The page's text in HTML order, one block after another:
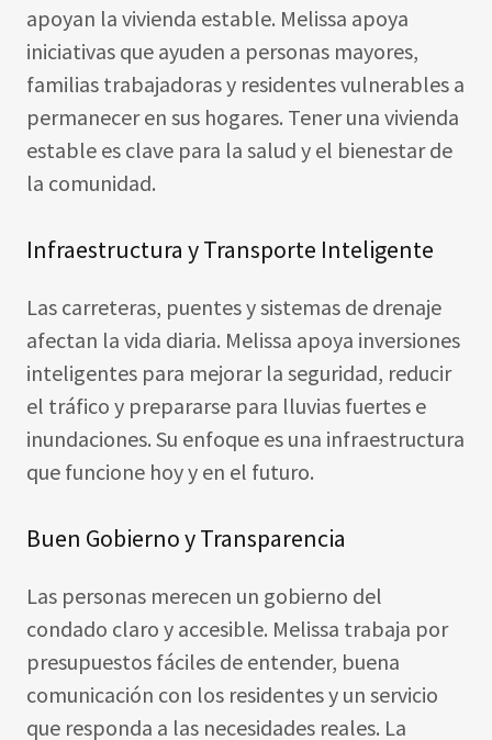
apoyan la vivienda estable. Melissa apoya
iniciativas que ayuden a personas mayores,
familias trabajadoras y residentes vulnerables a
permanecer en sus hogares. Tener una vivienda
estable es clave para la salud y el bienestar de
la comunidad.
Infraestructura y Transporte Inteligente
Las carreteras, puentes y sistemas de drenaje
afectan la vida diaria. Melissa apoya inversiones
inteligentes para mejorar la seguridad, reducir
el tráfico y prepararse para lluvias fuertes e
inundaciones. Su enfoque es una infraestructura
que funcione hoy y en el futuro.
Buen Gobierno y Transparencia
Las personas merecen un gobierno del
condado claro y accesible. Melissa trabaja por
presupuestos fáciles de entender, buena
comunicación con los residentes y un servicio
que responda a las necesidades reales. La